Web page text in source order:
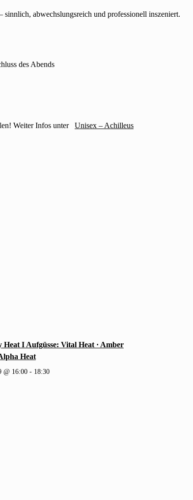
abwechslungsreich und professionell inszeniert.
des Abends
Weiter Infos unter Unisex – Achilleus
Heat I Aufgüsse: Vital Heat · Amber
Heat
@ 16:00- 18:30